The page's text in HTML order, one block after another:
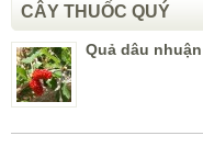
CÂY THUỐC QUÝ
Quả dâu